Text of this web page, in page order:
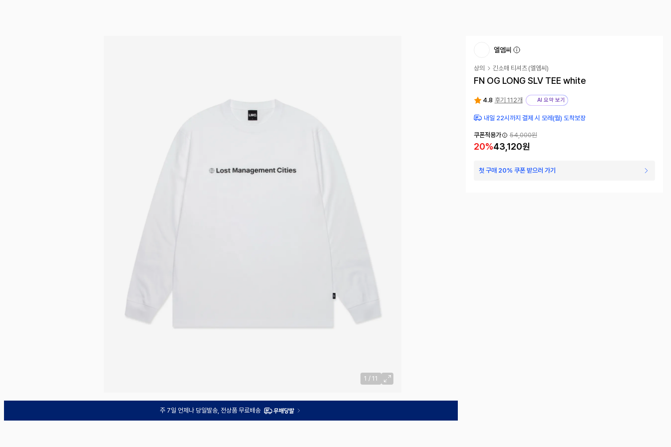
1 /11
주 7일 언제나 당일발송, 전상품 무료배송
엘엠씨
상의 긴소매 티셔츠 (엘엠씨 )
FN OG LONG SLV TEE white
4.8 후기 112개 AI 요약 보기
내일 22시까지 결제 시 모레(월) 도착보장
쿠폰적용가 54,000원
20%43,120원
첫 구매 20% 쿠폰 받으러 가기